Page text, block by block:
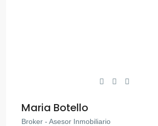
Maria Botello
Broker - Asesor Inmobiliario